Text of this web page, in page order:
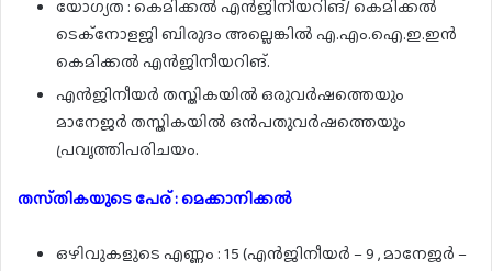
യോഗ്യത : കെമിക്കൽ എൻജിനീയറിങ്/ കെമിക്കൽ
ടെക്നോളജി ബിരുദം അല്ലെങ്കിൽ എ.എം.ഐ.ഇ.ഇൻ
കെമിക്കൽ എൻജിനീയറിങ്.
എൻജിനീയർ തസ്തികയിൽ ഒരുവർഷത്തെയും
മാനേജർ തസ്തികയിൽ ഒൻപതുവർഷത്തെയും
പ്രവൃത്തിപരിചയം.
തസ്‌തികയുടെ പേര് : മെക്കാനിക്കൽ
ഒഴിവുകളുടെ എണ്ണം : 15 (എൻജിനീയർ – 9 , മാനേജർ –